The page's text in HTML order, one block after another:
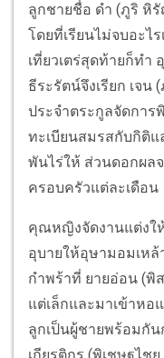
ลูกชายชื่อ ดำ (ภูริ หิ
โดยที่เรียนไม่จบอะไ
เที่ยวเตร่สุดท้ายก็ทำ
ธีระรัตน์จึงเรียก เจ
ประจำตระกูลจัดการ
ทะเบียนสมรสกับกิติแ
พันไร่ให้ ส่วนดอกผล
ครอบครัวแต่ละเดือน
คุณหญิงจัดงานแต่งใ
อุบายให้อุษามอมเห
กำพร้าที่ ยายอ่อน (พิ
แต่เล็กและมาเข้าห
ลูกเป็นผู้ชายพร้อมกั